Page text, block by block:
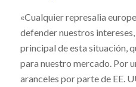
«Cualquier represalia
defender nuestros
principal de esta situación,
para nuestro mercado. Por
aranceles por parte de EE.